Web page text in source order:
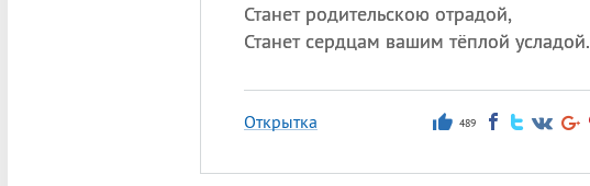
Станет родительскою отрадой,
Станет сердцам вашим тёплой усладой.
Открытка 489